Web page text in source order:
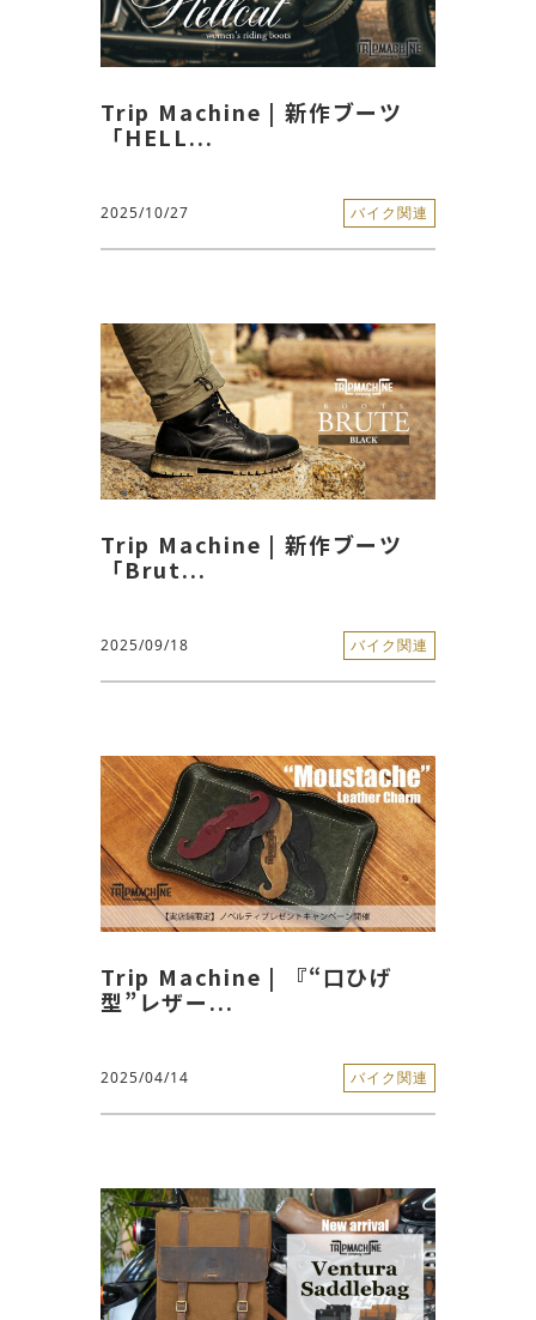
Trip Machine | 新作ブーツ
「HELL...
2025/10/27 バイク関連
Trip Machine | 新作ブーツ
「Brut...
2025/09/18 バイク関連
Trip Machine | 『“口ひげ
型”レザー...
2025/04/14 バイク関連